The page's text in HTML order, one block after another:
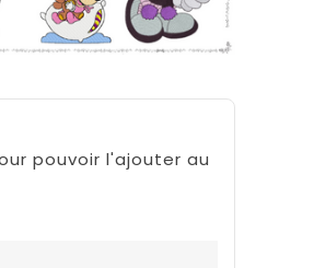
pouvoir l'ajouter au